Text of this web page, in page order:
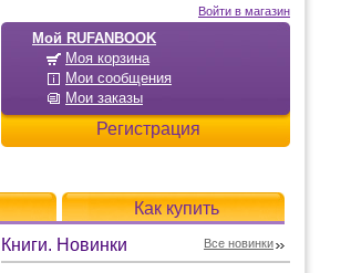
Мой RUFANBOOK
Моя корзина
Мои сообщения
Мои заказы
Регистрация
Войти в магазин
Как купить
Книги. Новинки Все новинки